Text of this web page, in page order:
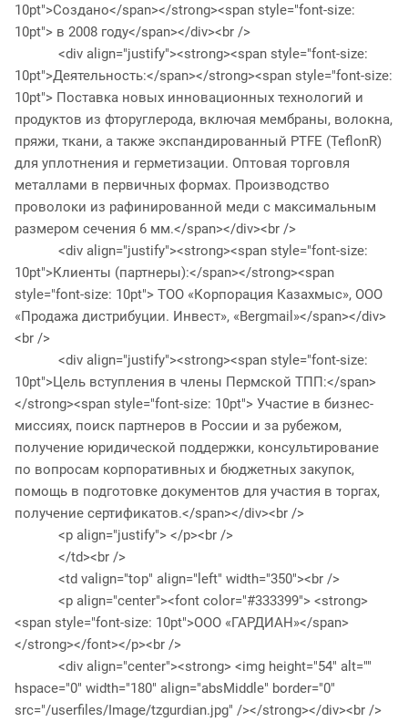
10pt">Создано</span></strong><span style="font-size:
10pt"> в 2008 году</span></div><br />
<div align="justify"><strong><span style="font-size:
10pt">Деятельность:</span></strong><span style="font-size:
10pt"> Поставка новых инновационных технологий и
продуктов из фторуглерода, включая мембраны, волокна,
пряжи, ткани, а также экспандированный PTFE (TeflonR)
для уплотнения и герметизации. Оптовая торговля
металлами в первичных формах. Производство
проволоки из рафинированной меди с максимальным
размером сечения 6 мм.</span></div><br />
<div align="justify"><strong><span style="font-size:
10pt">Клиенты (партнеры):</span></strong><span
style="font-size: 10pt"> ТОО «Корпорация Казахмыс», ООО
«Продажа дистрибуции. Инвест», «Bergmail»</span></div>
<br />
<div align="justify"><strong><span style="font-size:
10pt">Цель вступления в члены Пермской ТПП:</span>
</strong><span style="font-size: 10pt"> Участие в бизнес-
миссиях, поиск партнеров в России и за рубежом,
получение юридической поддержки, консультирование
по вопросам корпоративных и бюджетных закупок,
помощь в подготовке документов для участия в торгах,
получение сертификатов.</span></div><br />
<p align="justify"> </p><br />
</td><br />
<td valign="top" align="left" width="350"><br />
<p align="center"><font color="#333399"> <strong>
<span style="font-size: 10pt">ООО «ГАРДИАН»</span>
</strong></font></p><br />
<div align="center"><strong> <img height="54" alt=""
hspace="0" width="180" align="absMiddle" border="0"
src="/userfiles/Image/tzgurdian.jpg" /></strong></div><br />